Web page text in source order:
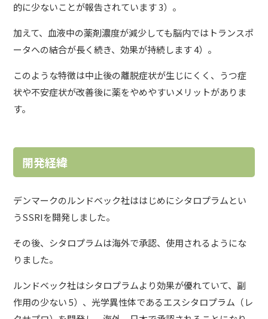
的に少ないことが報告されています 3）。
加えて、血液中の薬剤濃度が減少しても脳内ではトランスポ
ータへの結合が長く続き、効果が持続します 4）。
このような特徴は中止後の離脱症状が生じにくく、うつ症
状や不安症状が改善後に薬をやめやすいメリットがありま
す。
開発経緯
デンマークのルンドベック社ははじめにシタロプラムとい
うSSRIを開発しました。
その後、シタロプラムは海外で承認、使用されるようにな
りました。
ルンドベック社はシタロプラムより効果が優れていて、副
作用の少ない 5）、光学異性体であるエスシタロプラム（レ